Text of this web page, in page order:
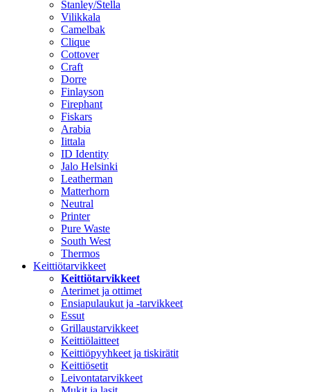
Stanley/Stella
Vilikkala
Camelbak
Clique
Cottover
Craft
Dorre
Finlayson
Firephant
Fiskars
Arabia
Iittala
ID Identity
Jalo Helsinki
Leatherman
Matterhorn
Neutral
Printer
Pure Waste
South West
Thermos
Keittiötarvikkeet
Keittiötarvikkeet
Aterimet ja ottimet
Ensiapulaukut ja -tarvikkeet
Essut
Grillaustarvikkeet
Keittiölaitteet
Keittiöpyyhkeet ja tiskirätit
Keittiösetit
Leivontatarvikkeet